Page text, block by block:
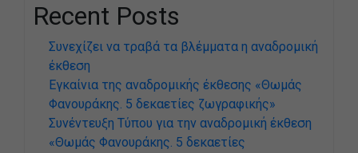
Recent Posts
Συνεχίζει να τραβά τα βλέμματα η αναδρομική
έκθεση
Εγκαίνια της αναδρομικής έκθεσης «Θωμάς
Φανουράκης. 5 δεκαετίες ζωγραφικής»
Συνέντευξη Τύπου για την αναδρομική έκθεση
«Θωμάς Φανουράκης. 5 δεκαετίες